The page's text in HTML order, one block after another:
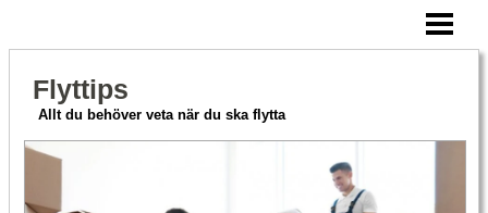
ATT TÄNKA PÅ
FLYTTFIRMA PRISER
BLOGG
Flyttips
Allt du behöver veta när du ska flytta